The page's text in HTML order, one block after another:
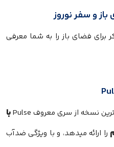
برای فضای باز را به شما معرفی
با
را ارائه میدهد، و با ویژگی ضدآب